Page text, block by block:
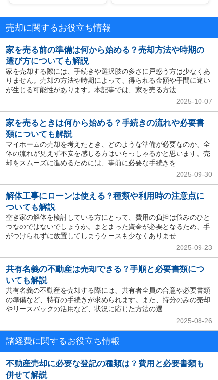
売却に関するお役立ち情報
家を売る前の準備は何から始める？売却方法や時期の
選び方についても解説
家を売却する際には、手続きや選択肢の多さに戸惑う方は少なくあ
りません。売却の方法や時期によって、得られる金額や手間に違い
が生じる可能性があります。本記事では、家を売る方法...
2025-10-07
家を売るときは何から始める？手続きの流れや必要書
類についても解説
マイホームの売却を考えたとき、どのような準備が必要なのか、全
体の流れが見えず不安を感じる方はいらっしゃるかと思います。売
却をスムーズに進めるためには、事前に必要な手続きを...
2025-09-30
解体工事にローンは使える？種類や利用時の注意点に
ついても解説
空き家の解体を検討している方にとって、費用の負担は悩みのひと
つなのではないでしょうか。まとまった資金が必要となるため、手
がつけられずに放置してしまうケースも少なくありませ...
2025-09-23
共有名義の不動産は売却できる？手順と必要書類につ
いても解説
共有名義の不動産を売却する際には、共有者全員の合意や必要書類
の準備など、特有の手続きが求められます。また、持分のみの売却
やリースバックの活用など、状況に応じた方法の選...
2025-08-26
諸経費に関するお役立ち情報
不動産売却に必要な登記の種類は？費用と必要書類も
併せて解説